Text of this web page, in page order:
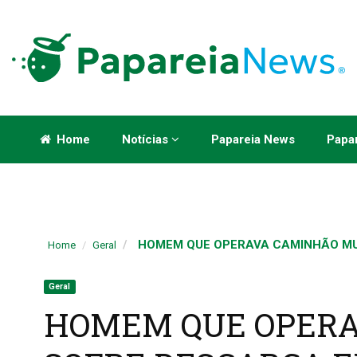
Home Notícias Papareia News
Home Geral HOMEM QUE OPERAVA CAMINHÃO
Geral
HOMEM QUE